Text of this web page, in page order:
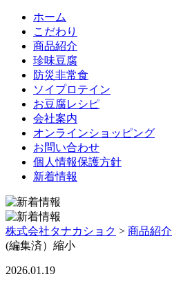
ホーム
こだわり
商品紹介
珍味豆腐
防災非常食
ソイプロテイン
お豆腐レシピ
会社案内
オンラインショッピング
お問い合わせ
個人情報保護方針
新着情報
株式会社タナカショク > 商品紹介
(編集済）縮小
2026.01.19